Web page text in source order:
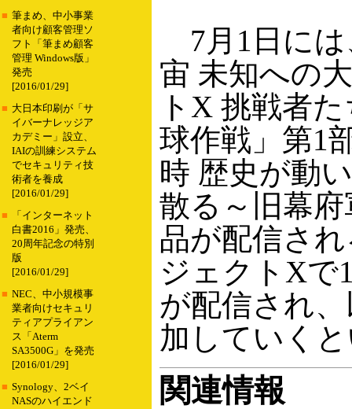
■ 筆まめ、中小事業
者向け顧客管理ソ
フト「筆まめ顧客
管理 Windows版」
発売
[2016/01/29]
■ 大日本印刷が「サ
イバーナレッジア
カデミー」設立、
IAIの訓練システム
でセキュリティ技
術者を養成
[2016/01/29]
■
「インターネット
白書2016」発売、
20周年記念の特別
版
[2016/01/29]
■ NEC、中小規模事
業者向けセキュリ
ティアプライアン
ス「Aterm
SA3500G」を発売
[2016/01/29]
■ Synology、2ベイ
NASのハイエンド
7月1日には
宙 未知への
トX 挑戦者
球作戦」第1
時 歴史が動
散る～旧幕
品が配信さ
ジェクトXで
が配信され
加していく
関連情報